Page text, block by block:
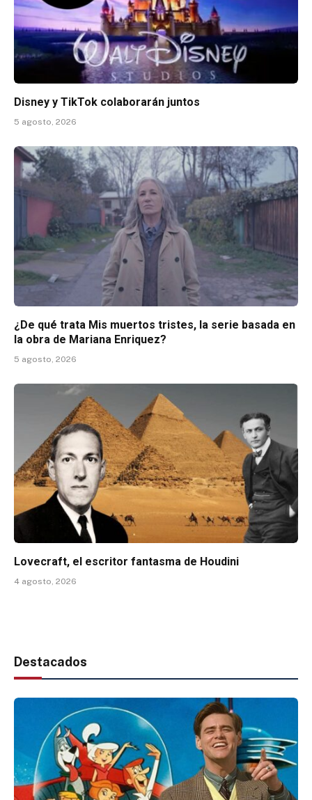
Disney y TikTok colaborarán juntos
5 agosto, 2026
¿De qué trata Mis muertos tristes, la serie basada en
la obra de Mariana Enriquez?
5 agosto, 2026
Lovecraft, el escritor fantasma de Houdini
4 agosto, 2026
Destacados